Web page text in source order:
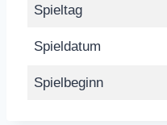
Spieltag
Spieldatum
Spielbeginn